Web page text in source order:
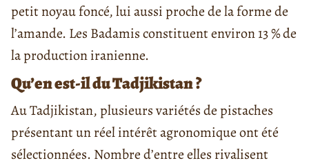
petit noyau foncé, lui aussi proche de la forme de
l’amande. Les Badamis constituent environ 13 % de
la production iranienne.
Qu’en est-il du Tadjikistan ?
Au Tadjikistan, plusieurs variétés de pistaches
présentant un réel intérêt agronomique ont été
sélectionnées. Nombre d’entre elles rivalisent